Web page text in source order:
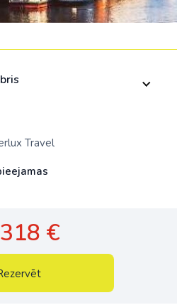
Travel
€